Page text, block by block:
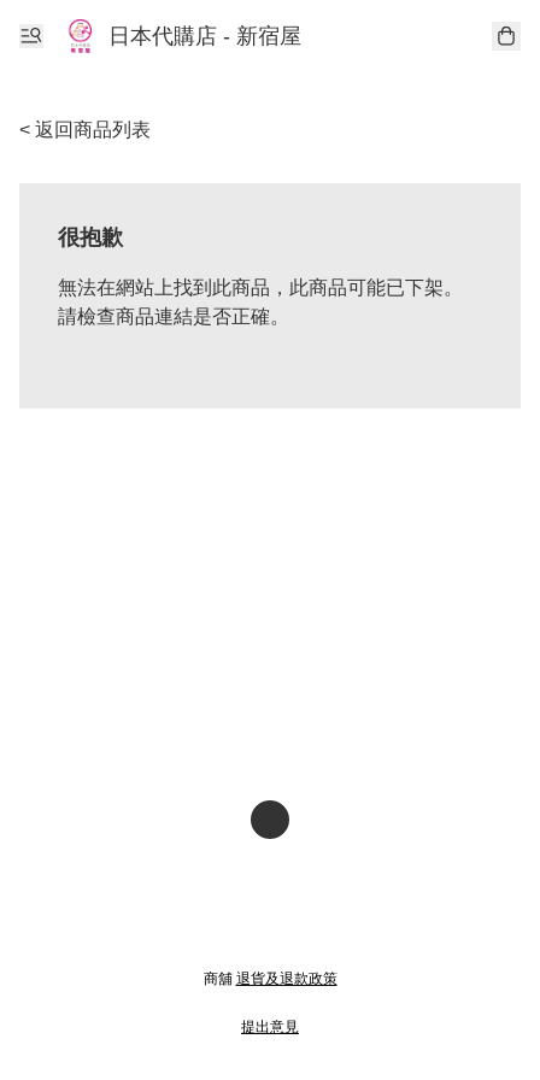
日本代購店 - 新宿屋
< 返回商品列表
很抱歉
無法在網站上找到此商品，此商品可能已下架。
請檢查商品連結是否正確。
商舖 退貨及退款政策
提出意見